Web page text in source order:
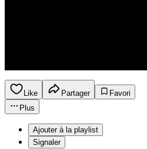
Like Partager
Favori
Plus
Ajouter à la playlist
Signaler